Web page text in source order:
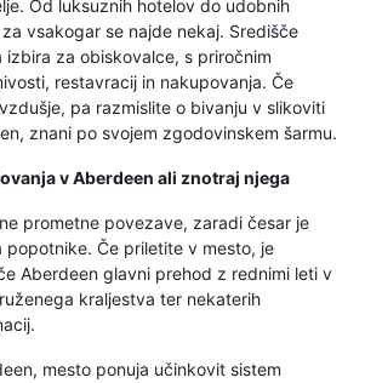
Od luksuznih hotelov do udobnih
vsakogar se najde nekaj. Središče
izbira za obiskovalce, s priročnim
restavracij in nakupovanja. Če
pa razmislite o bivanju v slikoviti
znani po svojem zgodovinskem šarmu.
v Aberdeen ali znotraj njega
prometne povezave, zaradi česar je
popotnike. Če priletite v mesto, je
Aberdeen glavni prehod z rednimi leti v
kraljestva ter nekaterih
mesto ponuja učinkovit sistem